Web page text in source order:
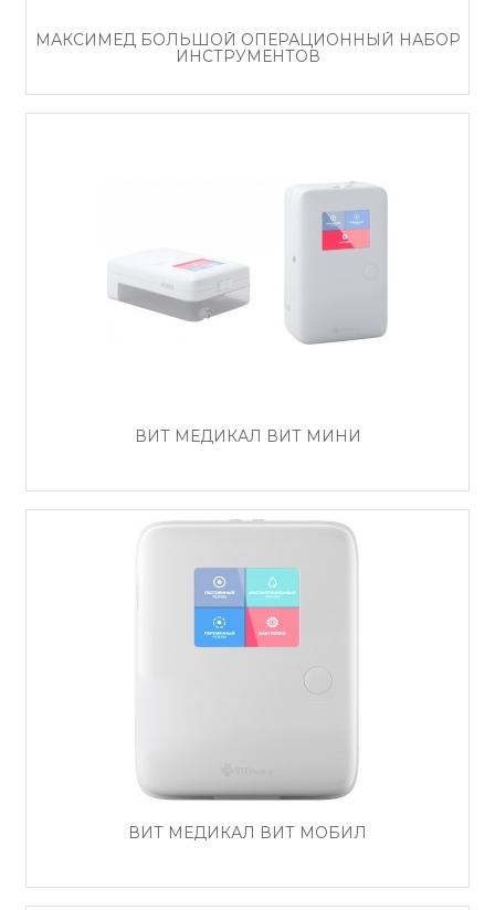
МАКСИМЕД БОЛЬШОЙ ОПЕРАЦИОННЫЙ НАБОР
ИНСТРУМЕНТОВ
ВИТ МЕДИКАЛ ВИТ МИНИ
ВИТ МЕДИКАЛ ВИТ МОБИЛ